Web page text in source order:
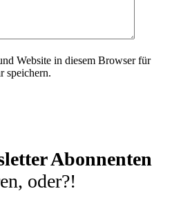
Website in diesem Browser für
speichern.
Abonnenten
oder?!